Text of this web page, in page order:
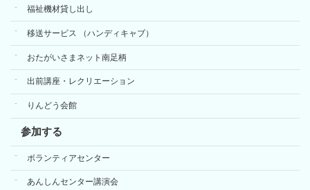
福祉機材貸し出し
移送サービス （ハンディキャブ）
おたがいさまネット南足柄
出前講座・レクリエーション
りんどう会館
参加する
ボランティアセンター
あんしんセンター講演会